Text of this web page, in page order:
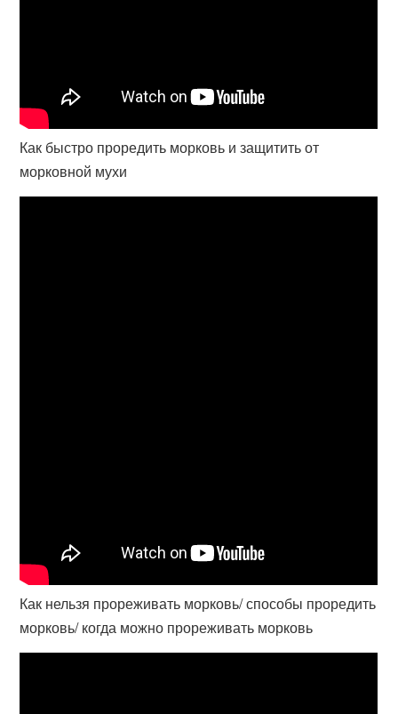
Как быстро проредить морковь и защитить от
морковной мухи
Как нельзя прореживать морковь/ способы проредить
морковь/ когда можно прореживать морковь